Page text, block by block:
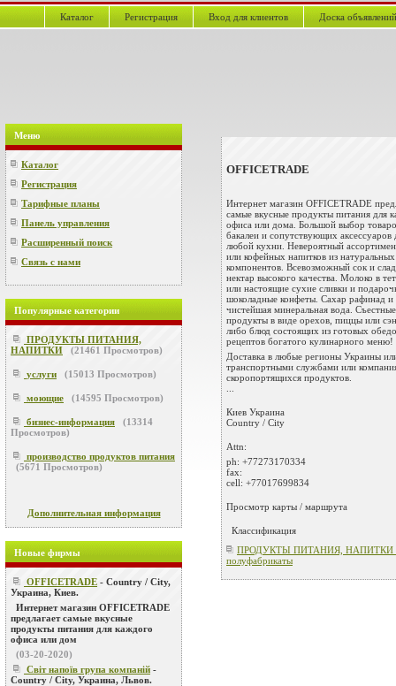
Каталог Регистрация Вход для клиентов Доска объявлений
Меню
Каталог
Регистрация
Тарифные планы
Панель управления
Расширенный поиск
Связь с нами
Популярные категории
ПРОДУКТЫ ПИТАНИЯ,
НАПИТКИ
(21461 Просмотров)
услуги (15013 Просмотров)
моющие (14595 Просмотров)
бизнес-информация (13314
Просмотров)
производство продуктов питания
(5671 Просмотров)
Дополнительная информация
Новые фирмы
OFFICETRADE - Country / City,
Украина, Киев.
Интернет магазин OFFICETRADE
предлагает самые вкусные
продукты питания для каждого
офиса или дом
(03-20-2020)
Світ напоїв група компаній -
Country / City, Украина, Львов.
OFFICETRADE
Интернет магазин OFFICETRADE
самые вкусные продукты питания для
офиса или дома. Большой выбор
бакалеи и сопутствующих аксессуаров
любой кухни. Невероятный
или кофейных напитков из натуральных
компонентов. Всевозможный сок и
нектар высокого качества. Молоко в
или настоящие сухие сливки и
шоколадные конфеты. Сахар рафинад и
чистейшая минеральная вода. Съестные
продукты в виде орехов, пиццы или
либо блюд состоящих из готовых
рецептов богатого кулинарного меню!
Доставка в любые регионы Украины
транспортными службами или
скоропортящихся продуктов.
Киев Украина
Country / City
Attn:
ph: +77273170334
fax:
cell: +77017699834
Просмотр карты / маршрута
Классификация
ПРОДУКТЫ ПИТАНИЯ, НАПИТКИ /
полуфабрикаты